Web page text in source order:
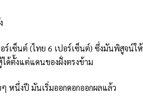
ร์เซ็นต์ (ไทย 6 เปอร์เซ็นต์) ซึ่งมันพิสูจน์ให้
ได้ตั้งแต่แดนของฝั่งตรงข้าม
หนึ่งปี มันเริ่มออกดอกออกผลแล้ว